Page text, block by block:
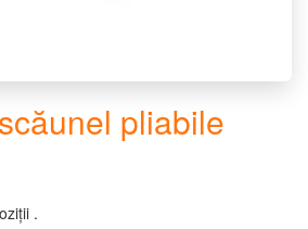
pliabile
.